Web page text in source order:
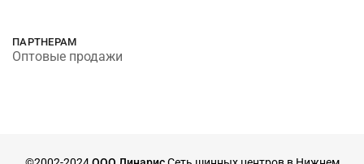
ПАРТНЕРАМ
Оптовые продажи